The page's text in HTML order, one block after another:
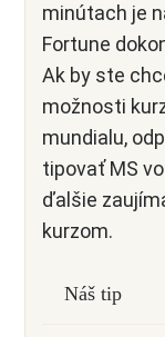
minútach je
Fortune
Ak by ste
možnosti
mundialu,
tipovať MS
ďalšie
kurzom.
Náš tip